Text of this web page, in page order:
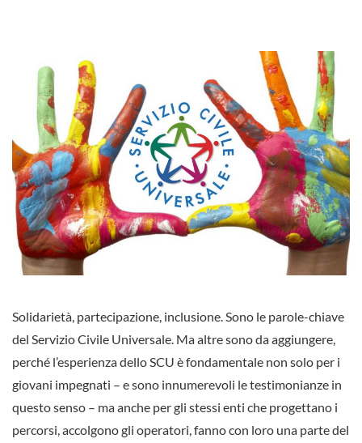
Solidarietà, partecipazione, inclusione. Sono le parole-chiave
del Servizio Civile Universale. Ma altre sono da aggiungere,
perché l’esperienza dello SCU è fondamentale non solo per i
giovani impegnati – e sono innumerevoli le testimonianze in
questo senso – ma anche per gli stessi enti che progettano i
percorsi, accolgono gli operatori, fanno con loro una parte del